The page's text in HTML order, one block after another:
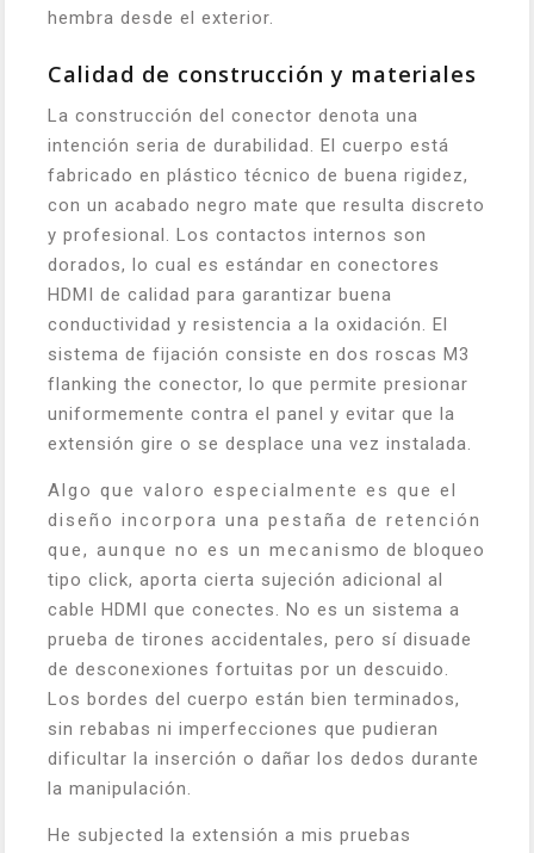
hembra desde el exterior.
Calidad de construcción y materiales
La construcción del conector denota una
intención seria de durabilidad. El cuerpo está
fabricado en plástico técnico de buena rigidez,
con un acabado negro mate que resulta discreto
y profesional. Los contactos internos son
dorados, lo cual es estándar en conectores
HDMI de calidad para garantizar buena
conductividad y resistencia a la oxidación. El
sistema de fijación consiste en dos roscas M3
flanking the conector, lo que permite presionar
uniformemente contra el panel y evitar que la
extensión gire o se desplace una vez instalada.
Algo que valoro especialmente es que el
diseño incorpora una pestaña de retención
que, aunque no es un mecanismo de bloqueo
tipo click, aporta cierta sujeción adicional al
cable HDMI que conectes. No es un sistema a
prueba de tirones accidentales, pero sí disuade
de desconexiones fortuitas por un descuido.
Los bordes del cuerpo están bien terminados,
sin rebabas ni imperfecciones que pudieran
dificultar la inserción o dañar los dedos durante
la manipulación.
He subjected la extensión a mis pruebas